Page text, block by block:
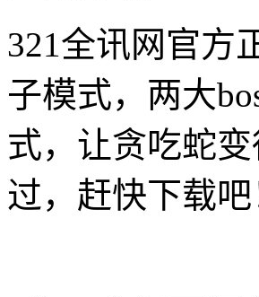
321全讯网官方
子模式，两大
式，让贪吃蛇
过，赶快下载吧